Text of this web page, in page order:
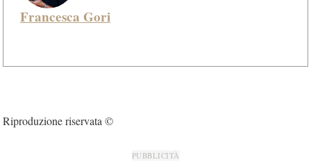
Francesca Gori
Riproduzione riservata ©
PUBBLICITÀ